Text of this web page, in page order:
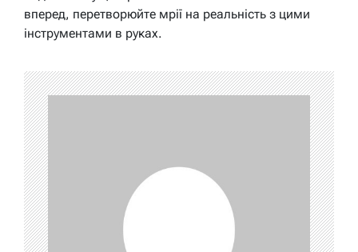
вперед, перетворюйте мрії на реальність з цими
інструментами в руках.